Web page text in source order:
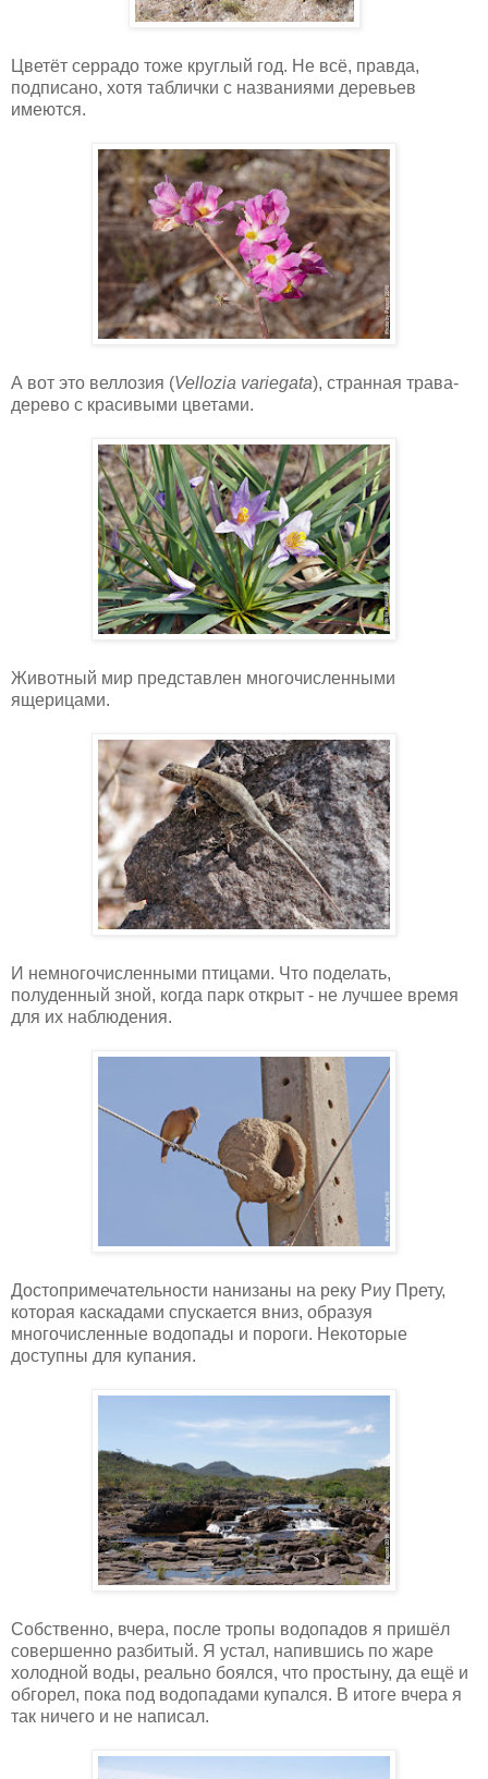
Цветёт серрадо тоже круглый год. Не всё, правда,
подписано, хотя таблички с названиями деревьев
имеются.
А вот это веллозия (Vellozia variegata), странная трава-
дерево с красивыми цветами.
Животный мир представлен многочисленными
ящерицами.
И немногочисленными птицами. Что поделать,
полуденный зной, когда парк открыт - не лучшее время
для их наблюдения.
Достопримечательности нанизаны на реку Риу Прету,
которая каскадами спускается вниз, образуя
многочисленные водопады и пороги. Некоторые
доступны для купания.
Собственно, вчера, после тропы водопадов я пришёл
совершенно разбитый. Я устал, напившись по жаре
холодной воды, реально боялся, что простыну, да ещё и
обгорел, пока под водопадами купался. В итоге вчера я
так ничего и не написал.